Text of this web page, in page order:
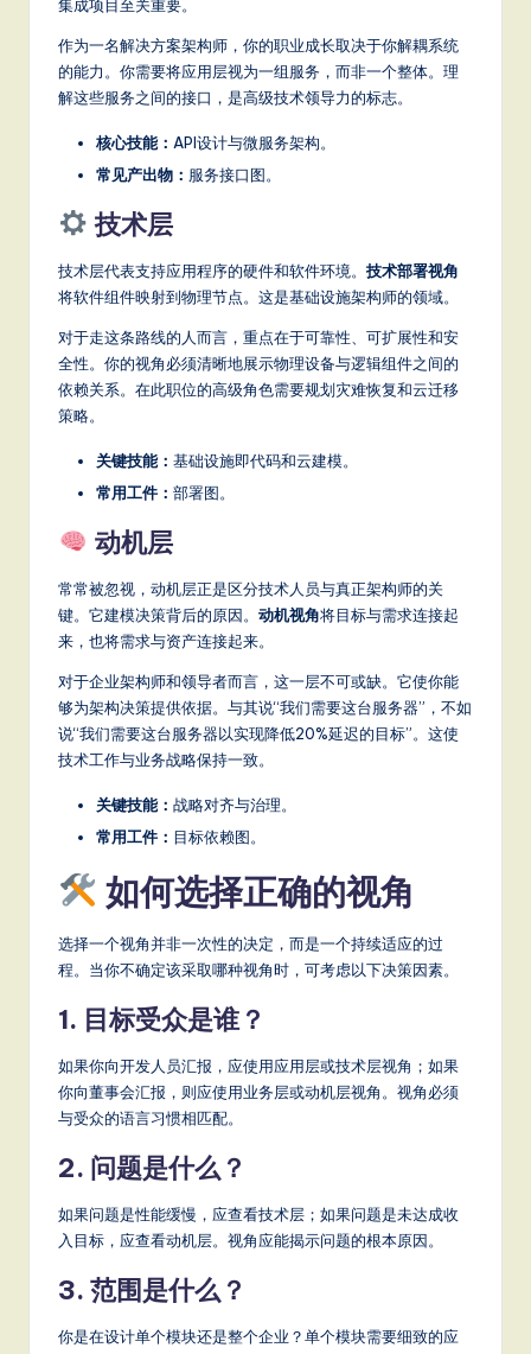
集成项目至关重要。
作为一名解决方案架构师，你的职业成长取决于你解耦系统
的能力。你需要将应用层视为一组服务，而非一个整体。理
解这些服务之间的接口，是高级技术领导力的标志。
核心技能： API设计与微服务架构。
常见产出物： 服务接口图。
技术层
技术层代表支持应用程序的硬件和软件环境。 技术部署视角
将软件组件映射到物理节点。这是基础设施架构师的领域。
对于走这条路线的人而言，重点在于可靠性、可扩展性和安
全性。你的视角必须清晰地展示物理设备与逻辑组件之间的
依赖关系。在此职位的高级角色需要规划灾难恢复和云迁移
策略。
关键技能： 基础设施即代码和云建模。
常用工件： 部署图。
动机层
常常被忽视，动机层正是区分技术人员与真正架构师的关
键。它建模决策背后的原因。 动机视角将目标与需求连接起
来，也将需求与资产连接起来。
对于企业架构师和领导者而言，这一层不可或缺。它使你能
够为架构决策提供依据。与其说“我们需要这台服务器”，不如
说“我们需要这台服务器以实现降低20%延迟的目标”。这使
技术工作与业务战略保持一致。
关键技能： 战略对齐与治理。
常用工件： 目标依赖图。
如何选择正确的视角
选择一个视角并非一次性的决定，而是一个持续适应的过
程。当你不确定该采取哪种视角时，可考虑以下决策因素。
1. 目标受众是谁？
如果你向开发人员汇报，应使用应用层或技术层视角；如果
你向董事会汇报，则应使用业务层或动机层视角。视角必须
与受众的语言习惯相匹配。
2. 问题是什么？
如果问题是性能缓慢，应查看技术层；如果问题是未达成收
入目标，应查看动机层。视角应能揭示问题的根本原因。
3. 范围是什么？
你是在设计单个模块还是整个企业？单个模块需要细致的应